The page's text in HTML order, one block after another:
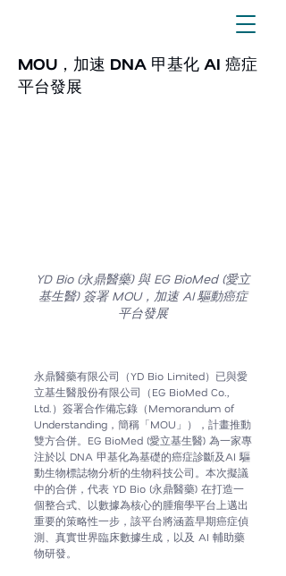
MOU，加速 DNA 甲基化 AI 癌症
平台發展
YD Bio (永鼎醫藥) 與 EG BioMed (愛立
基生醫) 簽署 MOU，加速 AI 驅動癌症
平台發展
永鼎醫藥有限公司（YD Bio Limited）已與愛
立基生醫股份有限公司 （EG BioMed Co.,
Ltd. ）簽署合作備忘錄（Memorandum of
Understanding，簡稱「MOU」），計畫推動
雙方合併。 EG BioMed (愛立基生醫) 為一家專
注於以 DNA 甲基化為基礎的癌症診斷及AI 驅
動生物標誌物分析的生物科技公司。本次擬議
中的合併，代表 YD Bio (永鼎醫藥) 在打造一
個整合式、以數據為核心的腫瘤學平台上邁出
重要的策略性一步，該平台將涵蓋早期癌症偵
測、真實世界臨床數據生成，以及 AI 輔助藥
物研發。